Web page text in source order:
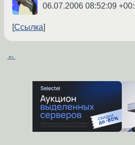
06.07.2006 08:52:09
Ссылка
←